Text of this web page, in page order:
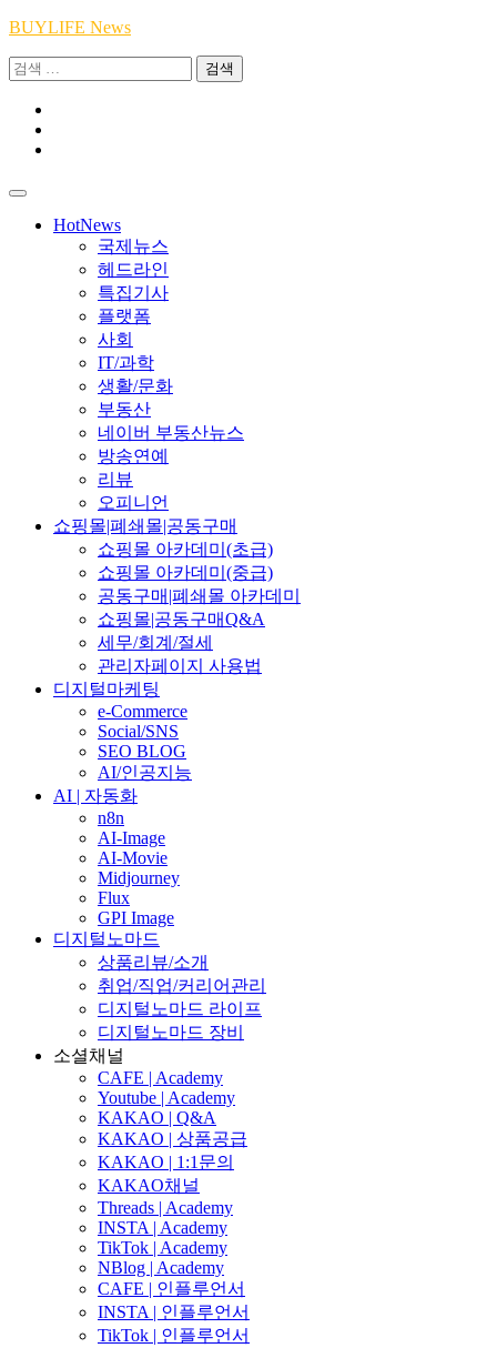
Skip
content
BUYLIFE News
검
HotNews
국제뉴스
헤드라인
특집기사
플랫폼
사회
IT/과학
생활/문화
부동산
네이버 부동산뉴스
방송연예
리뷰
오피니언
쇼핑몰|폐쇄몰|공동구매
쇼핑몰 아카데미(초급)
쇼핑몰 아카데미(중급)
공동구매|폐쇄몰 아카데미
쇼핑몰|공동구매Q&A
세무/회계/절세
관리자페이지 사용법
디지털마케팅
e-Commerce
Social/SNS
SEO BLOG
AI/인공지능
AI | 자동화
n8n
AI-Image
AI-Movie
Midjourney
Flux
GPI Image
디지털노마드
상품리뷰/소개
취업/직업/커리어관리
디지털노마드 라이프
디지털노마드 장비
소셜채널
CAFE | Academy
Youtube | Academy
KAKAO | Q&A
KAKAO | 상품공급
KAKAO | 1:1문의
KAKAO채널
Threads | Academy
INSTA | Academy
TikTok | Academy
NBlog | Academy
CAFE | 인플루언서
INSTA | 인플루언서
TikTok | 인플루언서